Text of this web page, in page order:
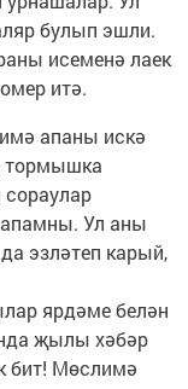
булып эшли.
исеменә лаек
итә.
апаны искә
тормышка
Ул аны
эзләтеп карый,
ярдәме белән
җылы хәбәр
бит! Мөслимә